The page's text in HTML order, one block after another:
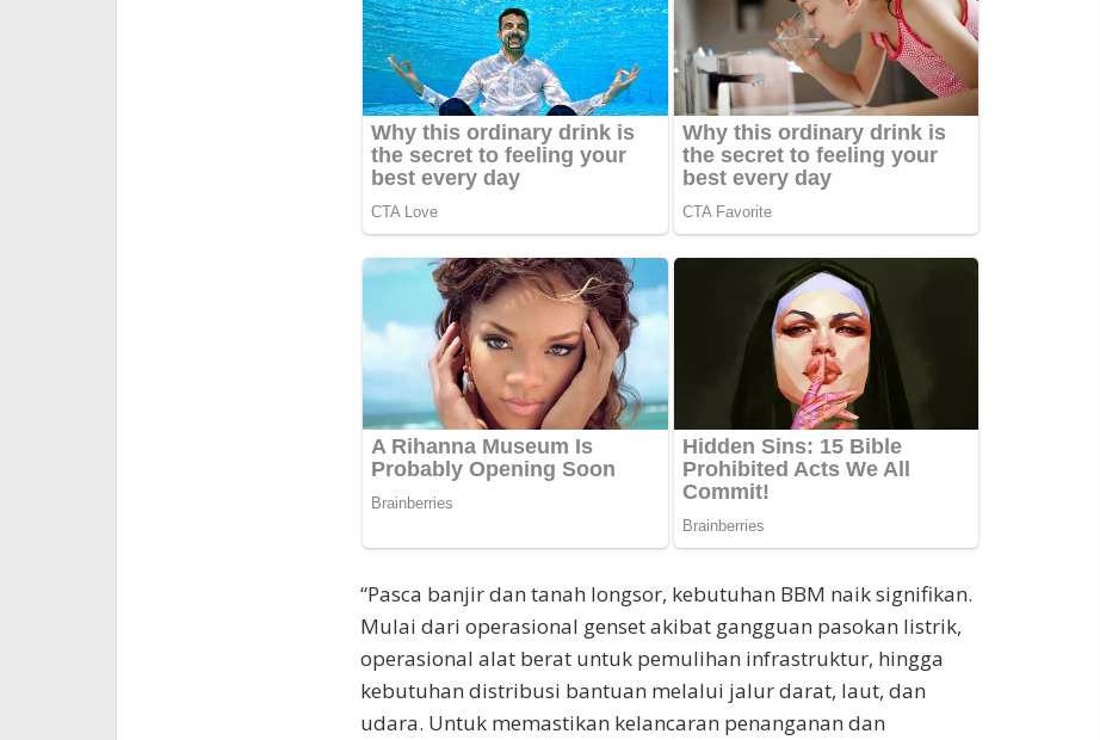
“Pasca banjir dan tanah longsor, kebutuhan BBM naik signifikan.
Mulai dari operasional genset akibat gangguan pasokan listrik,
operasional alat berat untuk pemulihan infrastruktur, hingga
kebutuhan distribusi bantuan melalui jalur darat, laut, dan
udara. Untuk memastikan kelancaran penanganan dan